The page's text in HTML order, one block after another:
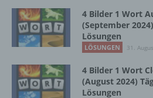
4 Bilder 1 Wort
(September
Lösungen
LÖSUNGEN 31.
4 Bilder 1 Wort
(August 2024)
Lösungen
Vorgang oder jede
Zusammenhang mit
Daten wie das Erheben,
Organisation, das
Auslesen, das
die Offenlegung durch